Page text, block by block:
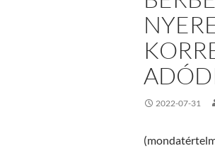
2022-07-31